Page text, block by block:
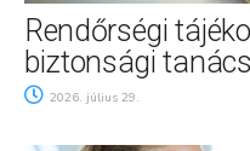
Rendőrségi
biztonsági
2026. július 29.